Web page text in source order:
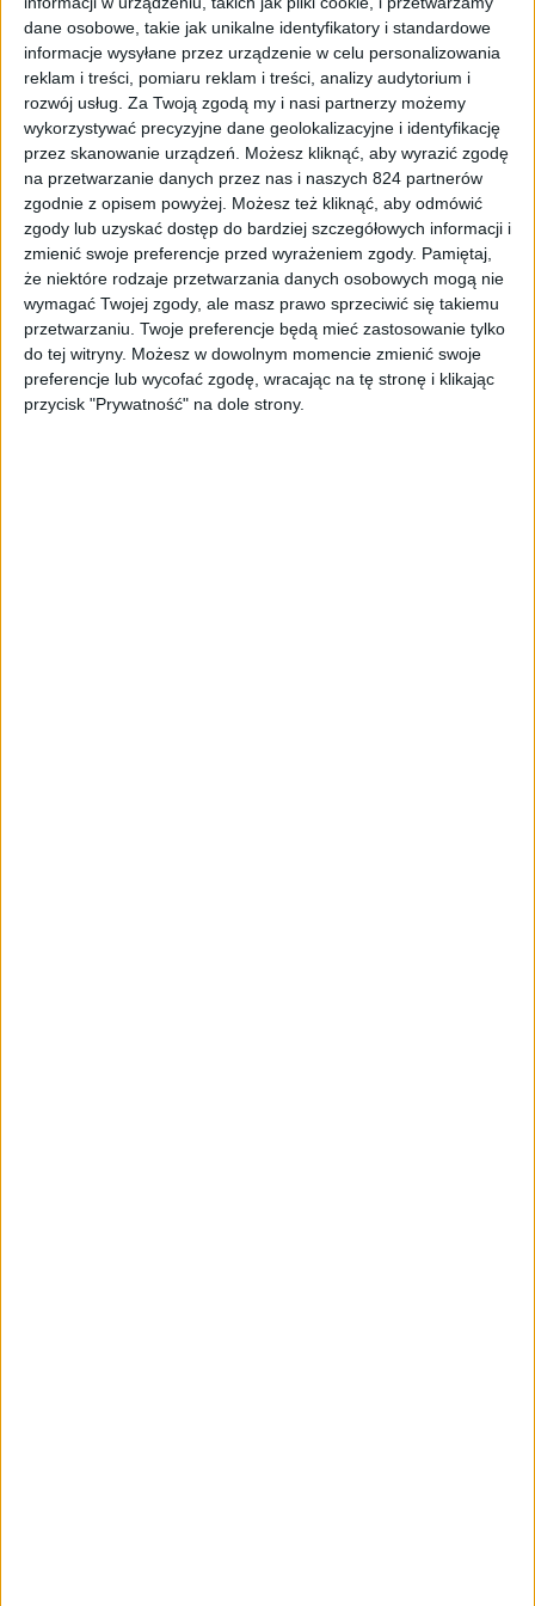
dane osobowe, takie jak unikalne identyfikatory i standardowe
informacje wysyłane przez urządzenie w celu personalizowania
reklam i treści, pomiaru reklam i treści, analizy audytorium i
rozwój usług. Za Twoją zgodą my i nasi partnerzy możemy
wykorzystywać precyzyjne dane geolokalizacyjne i identyfikację
przez skanowanie urządzeń. Możesz kliknąć, aby wyrazić zgodę
na przetwarzanie danych przez nas i naszych 824 partnerów
zgodnie z opisem powyżej. Możesz też kliknąć, aby odmówić
zgody lub uzyskać dostęp do bardziej szczegółowych informacji i
zmienić swoje preferencje przed wyrażeniem zgody. Pamiętaj,
że niektóre rodzaje przetwarzania danych osobowych mogą nie
wymagać Twojej zgody, ale masz prawo sprzeciwić się takiemu
przetwarzaniu. Twoje preferencje będą mieć zastosowanie tylko
do tej witryny. Możesz w dowolnym momencie zmienić swoje
preferencje lub wycofać zgodę, wracając na tę stronę i klikając
przycisk "Prywatność" na dole strony.
waży około 950 gramów. A w tego typu klawiaturach waga
poniżej kilograma to już sukces.
Układ klawiszy w XPG Summoner
można nazwać klasycznym.
Mamy tu główny blok klawiszy z długą (nawet trochę zbyt
długą) spacją i jednorzędowym enterem. Do tego
oddzielone przyciski funkcyjne, strzałki w osobnym
miejscu i blok z klawiaturą numeryczną. Dobrze, że w